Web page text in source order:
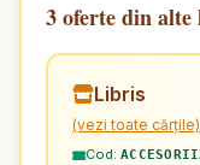
3 oferte din
Libris
(vezi toate cărțile)
Cod: